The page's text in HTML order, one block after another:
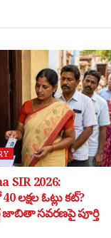
SIR 2026:
లక్షల ఓట్లు కట్?
జాబితా సవరణపై పూర్తి